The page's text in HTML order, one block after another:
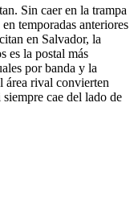
Sin caer en la trampa
temporadas anteriores
en Salvador, la
es la postal más
por banda y la
área rival convierten
cae del lado de